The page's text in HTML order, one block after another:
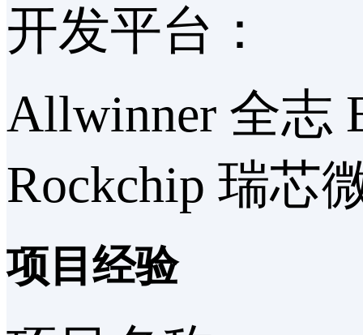
开发平台：
Allwinner 全志
Rockchip 瑞芯
项目经验